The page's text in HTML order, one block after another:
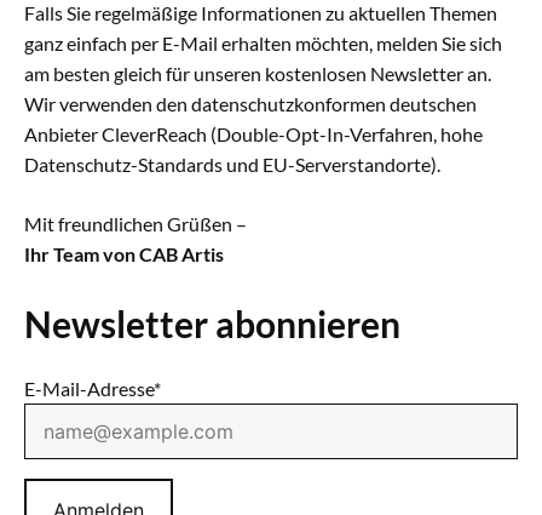
Falls Sie regelmäßige Informationen zu aktuellen Themen
ganz einfach per E-Mail erhalten möchten, melden Sie sich
am besten gleich für unseren kostenlosen Newsletter an.
Wir verwenden den datenschutz­konformen deutschen
Anbieter CleverReach (Double-Opt-In-Verfahren, hohe
Datenschutz-Standards und EU-Serverstandorte).
Mit freundlichen Grüßen –
Ihr Team von CAB Artis
Newsletter abonnieren
E-Mail-Adresse*
Anmelden